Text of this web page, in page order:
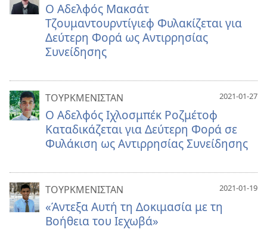
Ο Αδελφός Μακσάτ
Τζουμαντουρντίγιεφ Φυλακίζεται για
Δεύτερη Φορά ως Αντιρρησίας
Συνείδησης
2021-01-27
ΤΟΥΡΚΜΕΝΙΣΤΑΝ
Ο Αδελφός Ιχλοσμπέκ Ροζμέτοφ
Καταδικάζεται για Δεύτερη Φορά σε
Φυλάκιση ως Αντιρρησίας Συνείδησης
2021-01-19
ΤΟΥΡΚΜΕΝΙΣΤΑΝ
«Άντεξα Αυτή τη Δοκιμασία με τη
Βοήθεια του Ιεχωβά»